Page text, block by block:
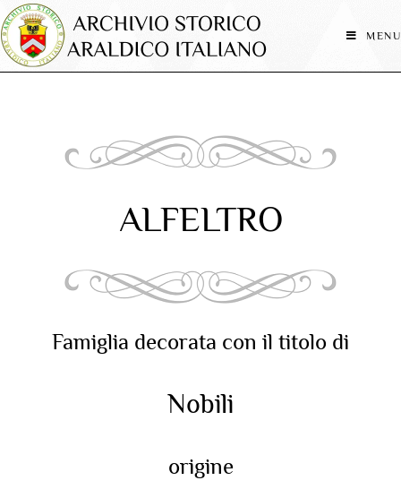
MENU
ALFELTRO
Famiglia decorata con il titolo di
Nobili
origine